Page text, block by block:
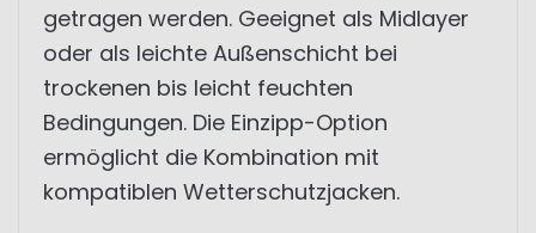
getragen werden. Geeignet als Midlayer
oder als leichte Außenschicht bei
trockenen bis leicht feuchten
Bedingungen. Die Einzipp-Option
ermöglicht die Kombination mit
kompatiblen Wetterschutzjacken.